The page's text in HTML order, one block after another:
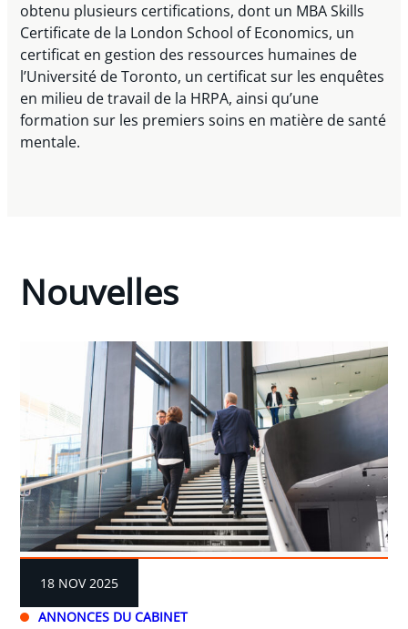
obtenu plusieurs certifications, dont un MBA Skills
Certificate de la London School of Economics, un
certificat en gestion des ressources humaines de
l’Université de Toronto, un certificat sur les enquêtes
en milieu de travail de la HRPA, ainsi qu’une
formation sur les premiers soins en matière de santé
mentale.
Nouvelles
ANNONCES DU CABINET
18 NOV 2025